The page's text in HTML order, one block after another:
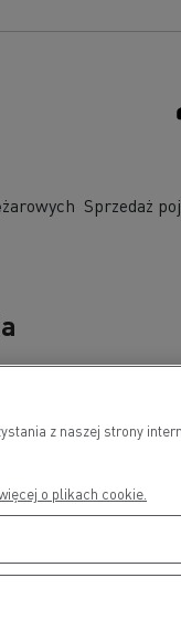
Sprzedaż
z naszej strony
o plikach cookie.